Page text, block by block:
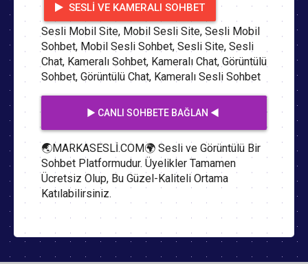
SESLI VE KAMERALI SOHBET
Sesli Mobil Site, Mobil Sesli Site, Sesli Mobil
Sohbet, Mobil Sesli Sohbet, Sesli Site, Sesli
Chat, Kameralı Sohbet, Kameralı Chat, Görüntülü
Sohbet, Görüntülü Chat, Kameralı Sesli Sohbet
▶️ CANLI SOHBETE BAĞLAN ◀️
🌏MARKASESLİ.COM🌍 Sesli ve Görüntülü Bir
Sohbet Platformudur. Üyelikler Tamamen
Ücretsiz Olup, Bu Güzel-Kaliteli Ortama
Katılabilirsiniz.